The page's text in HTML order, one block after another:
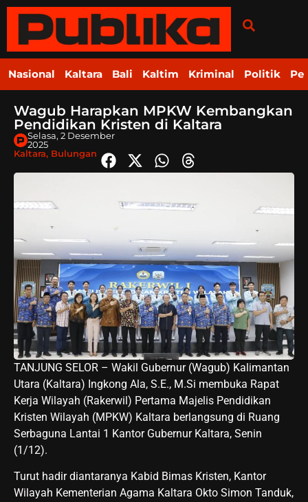
Nasional Kaltara Bali Kaltim Kriminal Politik
Wagub Harapkan MPKW Kembangkan
Pendidikan Kristen di Kaltara
Selasa, 2 Desember
2025
Kaltara, Bulungan
TANJUNG SELOR – Wakil Gubernur (Wagub) Kalimantan
Utara (Kaltara) Ingkong Ala, S.E., M.Si membuka Rapat
Kerja Wilayah (Rakerwil) Pertama Majelis Pendidikan
Kristen Wilayah (MPKW) Kaltara berlangsung di Ruang
Serbaguna Lantai 1 Kantor Gubernur Kaltara, Senin
(1/12).
Turut hadir diantaranya Kabid Bimas Kristen, Kantor
Wilayah Kementerian Agama Kaltara Okto Simon Tanduk,